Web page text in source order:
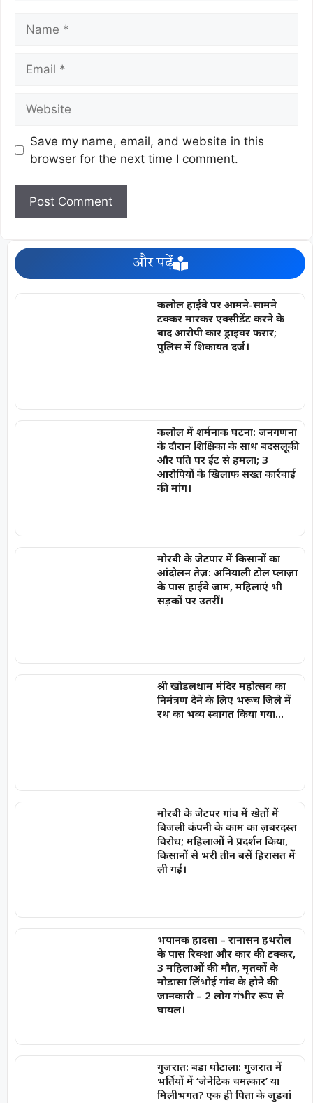
Save my name, email, and website in this
browser for the next time I comment.
और पढ़ें
कलोल हाईवे पर आमने-सामने
टक्कर मारकर एक्सीडेंट करने के
बाद आरोपी कार ड्राइवर फरार;
पुलिस में शिकायत दर्ज।
कलोल में शर्मनाक घटना: जनगणना
के दौरान शिक्षिका के साथ बदसलूकी
और पति पर ईंट से हमला; 3
आरोपियों के खिलाफ सख्त कार्रवाई
की मांग।
मोरबी के जेटपार में किसानों का
आंदोलन तेज़: अनियाली टोल प्लाज़ा
के पास हाईवे जाम, महिलाएं भी
सड़कों पर उतरीं।
श्री खोडलधाम मंदिर महोत्सव का
निमंत्रण देने के लिए भरूच जिले में
रथ का भव्य स्वागत किया गया…
मोरबी के जेटपर गांव में खेतों में
बिजली कंपनी के काम का ज़बरदस्त
विरोध; महिलाओं ने प्रदर्शन किया,
किसानों से भरी तीन बसें हिरासत में
ली गईं।
भयानक हादसा – रानासन हथरोल
के पास रिक्शा और कार की टक्कर,
3 महिलाओं की मौत, मृतकों के
मोडासा लिंभोई गांव के होने की
जानकारी – 2 लोग गंभीर रूप से
घायल।
गुजरात: बड़ा घोटाला: गुजरात में
भर्तियों में ‘जेनेटिक चमत्कार’ या
मिलीभगत? एक ही पिता के जुड़वां